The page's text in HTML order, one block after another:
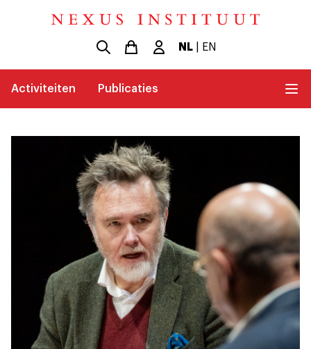
NL| EN
Activiteiten Publicaties